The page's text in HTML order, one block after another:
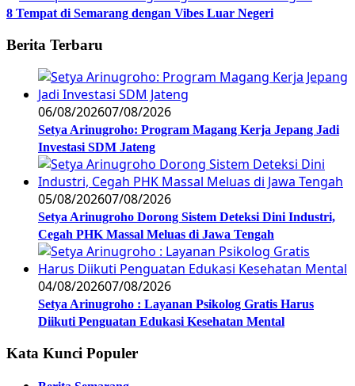
8 Tempat di Semarang dengan Vibes Luar Negeri
Berita Terbaru
06/08/202607/08/2026
Setya Arinugroho: Program Magang Kerja Jepang Jadi
Investasi SDM Jateng
05/08/202607/08/2026
Setya Arinugroho Dorong Sistem Deteksi Dini Industri,
Cegah PHK Massal Meluas di Jawa Tengah
04/08/202607/08/2026
Setya Arinugroho : Layanan Psikolog Gratis Harus
Diikuti Penguatan Edukasi Kesehatan Mental
Kata Kunci Populer